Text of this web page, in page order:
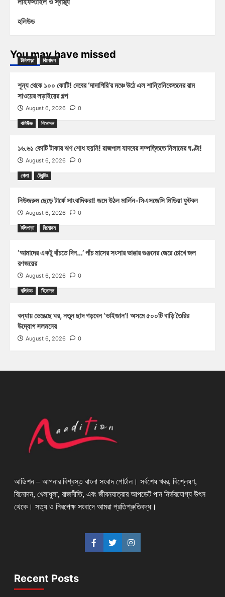
হলিউড
You may have missed
টলিপাড়া বিনোদন
শূন্য থেকে ১০০ কোটি! দেবের ‘দাদাগিরি’র মঞ্চে উঠে এল শান্তিনিকেতনের রাম
সাওয়ের লড়াইয়ের গল্প
August 6, 2026 0
বলিউড বিনোদন
১৬.৬১ কোটি টাকার ঋণ শোধ হয়নি! রাজপাল যাদবের সম্পত্তিতে নিলামের ঘণ্টা!
August 6, 2026 0
খেলা ট্রেন্ডিং
নিউজরুম ছেড়ে টার্ফে সাংবাদিকরা! জমে উঠল মার্লিন-সিএসজেসি মিডিয়া ফুটবল
August 6, 2026 0
টলিপাড়া বিনোদন
‘আমাদের একটু বাঁচতে দিন…’ পাঁচ মাসের সংসার ভাঙার গুঞ্জনের জেরে চোখে জল
রণজয়ের
August 6, 2026 0
বলিউড বিনোদন
বন্যায় ভেঙেছে ঘর, নতুন ছাদ গড়বেন ‘ভাইজান’! অসমে ৫০০টি বাড়ি তৈরির
উদ্যোগ সলমনের
August 6, 2026 0
আডিশন – আপনার বিশ্বস্ত বাংলা সংবাদ পোর্টাল। সর্বশেষ খবর, বিশ্লেষণ,
বিনোদন, খেলাধুলা, রাজনীতি, এবং জীবনযাত্রার আপডেট পান নির্ভরযোগ্য উৎস
থেকে। সত্য ও নিরপেক্ষ সংবাদে আমরা প্রতিশ্রুতিবদ্ধ।
Recent Posts